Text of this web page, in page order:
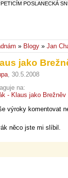
POSLANECKÁ
» Blogy » Jan
jako
, 30.5.2008
na:
- Klaus jako Brežněv
výroky komentovat
něco jste mi slíbil.